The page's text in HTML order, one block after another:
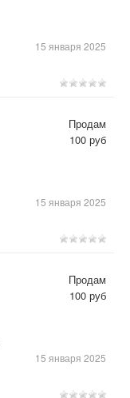
15 января 2025
15 января 2025
Продам
100 руб
15 января 2025
Продам
100 руб